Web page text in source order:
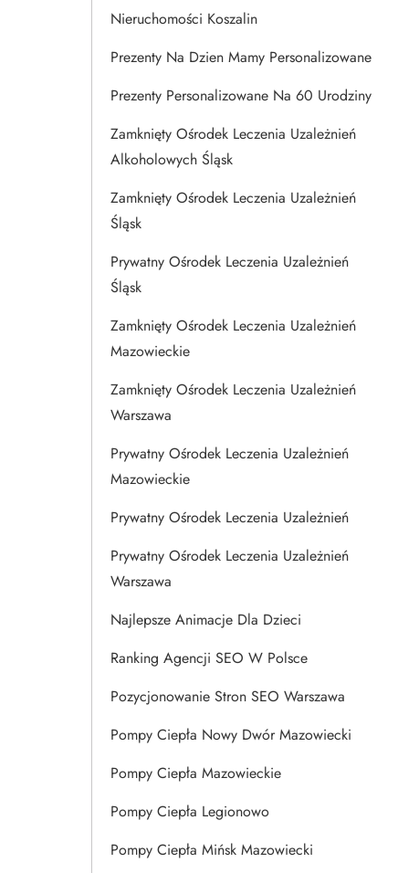
Nieruchomości Koszalin
Prezenty Na Dzien Mamy Personalizowane
Prezenty Personalizowane Na 60 Urodziny
Zamknięty Ośrodek Leczenia Uzależnień
Alkoholowych Śląsk
Zamknięty Ośrodek Leczenia Uzależnień
Śląsk
Prywatny Ośrodek Leczenia Uzależnień
Śląsk
Zamknięty Ośrodek Leczenia Uzależnień
Mazowieckie
Zamknięty Ośrodek Leczenia Uzależnień
Warszawa
Prywatny Ośrodek Leczenia Uzależnień
Mazowieckie
Prywatny Ośrodek Leczenia Uzależnień
Prywatny Ośrodek Leczenia Uzależnień
Warszawa
Najlepsze Animacje Dla Dzieci
Ranking Agencji SEO W Polsce
Pozycjonowanie Stron SEO Warszawa
Pompy Ciepła Nowy Dwór Mazowiecki
Pompy Ciepła Mazowieckie
Pompy Ciepła Legionowo
Pompy Ciepła Mińsk Mazowiecki